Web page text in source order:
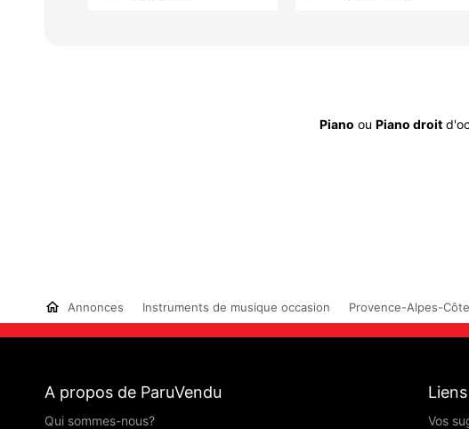
Piano ou Piano droit
Annonces Instruments de musique occasion Provence-Alpes-
A propos de ParuVendu
Qui sommes-nous?
Vos